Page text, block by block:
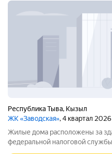
Республика Тыва, Кызыл
ЖК «Заводская», 4 квартал 2026
Жилые дома расположены за
федеральной налоговой